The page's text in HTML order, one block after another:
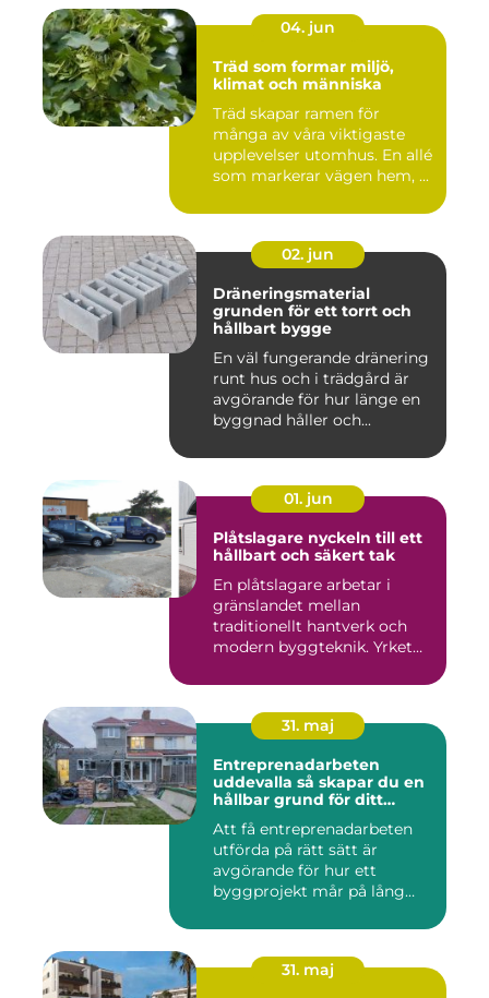
04. jun
Träd som formar miljö,
klimat och människa
Träd skapar ramen för
många av våra viktigaste
upplevelser utomhus. En allé
som markerar vägen hem, ...
02. jun
Dräneringsmaterial
grunden för ett torrt och
hållbart bygge
En väl fungerande dränering
runt hus och i trädgård är
avgörande för hur länge en
byggnad håller och...
01. jun
Plåtslagare nyckeln till ett
hållbart och säkert tak
En plåtslagare arbetar i
gränslandet mellan
traditionellt hantverk och
modern byggteknik. Yrket
31. maj
Entreprenadarbeten
uddevalla så skapar du en
hållbar grund för ditt
Att få entreprenadarbeten
utförda på rätt sätt är
avgörande för hur ett
byggprojekt mår på lång
31. maj